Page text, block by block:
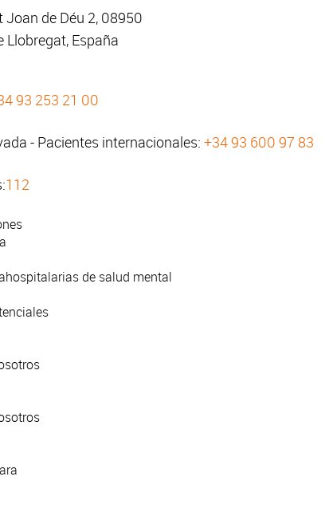
Joan de Déu 2, 08950
Llobregat, España
93 253 21 00
- Pacientes internacionales: +34 93 600 97 83
112
de salud mental